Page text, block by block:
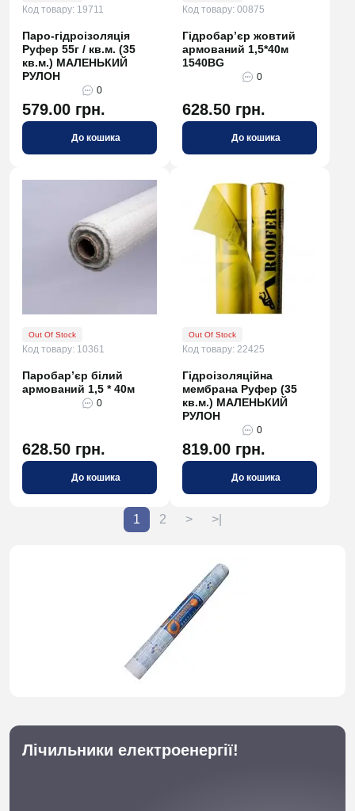
Код товару: 19711
Паро-гідроізоляція
Руфер 55г / кв.м. (35
кв.м.) МАЛЕНЬКИЙ
РУЛОН
0
579.00 грн.
До кошика
Код товару: 00875
Гідробар’єр жовтий
армований 1,5*40м
1540BG
0
628.50 грн.
До кошика
Out Of Stock
Код товару: 10361
Паробар’єр білий
армований 1,5 * 40м
0
628.50 грн.
До кошика
Out Of Stock
Код товару: 22425
Гідроізоляційна
мембрана Руфер (35
кв.м.) МАЛЕНЬКИЙ
РУЛОН
0
819.00 грн.
До кошика
1 2 > >|
Лічильники електроенергії!